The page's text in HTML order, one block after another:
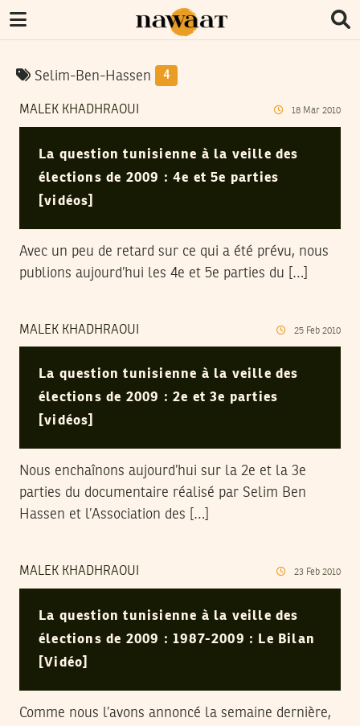
Selim-Ben-Hassen 4
MALEK KHADHRAOUI 18 Mar 2010
La question tunisienne à la veille des
élections de 2009 : 4e et 5e parties
[vidéos]
Avec un peu de retard sur ce qui a été prévu, nous
publions aujourd’hui les 4e et 5e parties du […]
MALEK KHADHRAOUI 25 Feb 2010
La question tunisienne à la veille des
élections de 2009 : 2e et 3e parties
[vidéos]
Nous enchaînons aujourd’hui sur la 2e et la 3e
parties du documentaire réalisé par Selim Ben
Hassen et l’Association des […]
MALEK KHADHRAOUI 23 Feb 2010
La question tunisienne à la veille des
élections de 2009 : 1987-2009 : Le Bilan
[Vidéo]
Comme nous l’avons annoncé la semaine dernière,